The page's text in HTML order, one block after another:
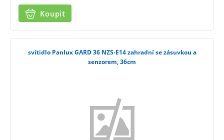
Koupit
svítidlo Panlux GARD 36 NZS-E14 zahradní se zásuvkou a
senzorem, 36cm